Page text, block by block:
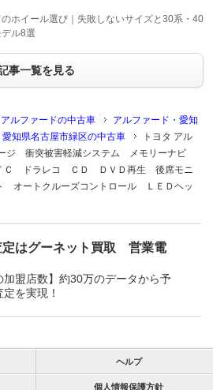
ホイール選び｜失敗しないサイズと30系・40
ル8選
事一覧を見る
アルファードの中古車
アルファード・愛知
知県名古屋市緑区の中古車
トヨタ アル
ジ 衝突被害軽減システム メモリーナビ
Ｃ ドラレコ ＣＤ ＤＶＤ再生 後席モニ
ートクルーズコントロール ＬＥＤヘッ
定はグーネット買取 営業電
加盟店数】約30万のデータから予
を実現！
ヘルプ
個人情報保護方針